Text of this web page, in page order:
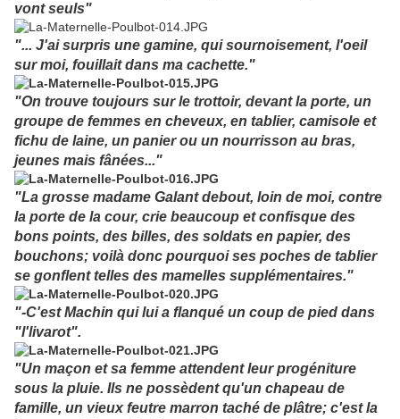
vont seuls"
"... J'ai surpris une gamine, qui sournoisement, l'oeil
sur moi, fouillait dans ma cachette."
"On trouve toujours sur le trottoir, devant la porte, un
groupe de femmes en cheveux, en tablier, camisole et
fichu de laine, un panier ou un nourrisson au bras,
jeunes mais fânées..."
"La grosse madame Galant debout, loin de moi, contre
la porte de la cour, crie beaucoup et confisque des
bons points, des billes, des soldats en papier, des
bouchons; voilà donc pourquoi ses poches de tablier
se gonflent telles des mamelles supplémentaires."
"-C'est Machin qui lui a flanqué un coup de pied dans
"l'livarot".
"Un maçon et sa femme attendent leur progéniture
sous la pluie. Ils ne possèdent qu'un chapeau de
famille, un vieux feutre marron taché de plâtre; c'est la